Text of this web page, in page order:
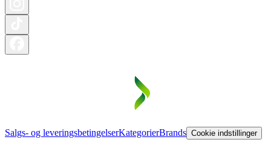
Salgs- og leveringsbetingelserKategorierBrands Cookie indstillinger